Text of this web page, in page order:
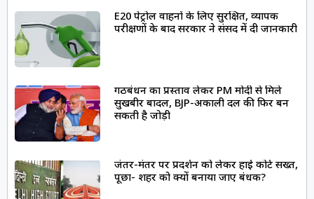
E20 पेट्रोल वाहनों के लिए सुरक्षित, व्यापक
परीक्षणों के बाद सरकार ने संसद में दी जानकारी
गठबंधन का प्रस्ताव लेकर PM मोदी से मिले
सुखबीर बादल, BJP-अकाली दल की फिर बन
सकती है जोड़ी
जंतर-मंतर पर प्रदर्शन को लेकर हाई कोर्ट सख्त,
पूछा- शहर को क्यों बनाया जाए बंधक?